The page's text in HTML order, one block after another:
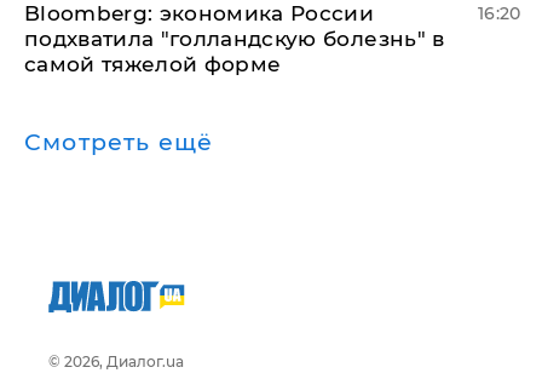
Bloomberg: экономика России
подхватила "голландскую болезнь" в
самой тяжелой форме
16:20
Смотреть ещё
© 2026, Диалог.ua